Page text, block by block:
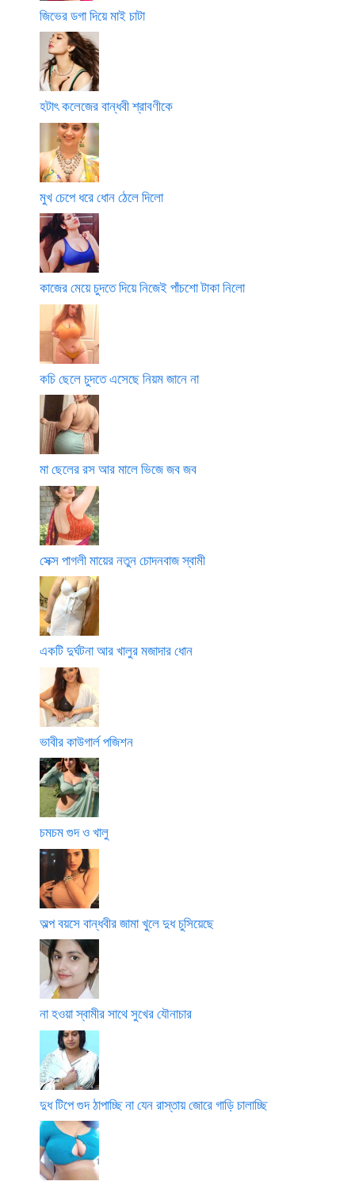
জিভের ডগা দিয়ে মাই চাটা
হটাৎ কলেজের বান্ধবী শ্রাবণীকে
মুখ চেপে ধরে ধোন ঠেলে দিলো
কাজের মেয়ে চুদতে দিয়ে নিজেই পাঁচশো টাকা নিলো
কচি ছেলে চুদতে এসেছে নিয়ম জানে না
মা ছেলের রস আর মালে ভিজে জব জব
সেক্স পাগলী মায়ের নতুন চোদনবাজ স্বামী
একটি দুর্ঘটনা আর খালুর মজাদার ধোন
ভাবীর কাউগার্ল পজিশন
চমচম গুদ ও খালু
অল্প বয়সে বান্ধবীর জামা খুলে দুধ চুসিয়েছে
না হওয়া স্বামীর সাথে সুখের যৌনাচার
দুধ টিপে গুদ ঠাপাচ্ছি না যেন রাস্তায় জোরে গাড়ি চালাচ্ছি